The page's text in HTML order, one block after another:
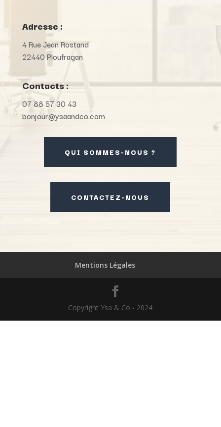
Adresse :
4 Rue Jean Rostand
22440 Ploufragan
Contacts :
07 88 57 30 43
bonjour@ysaandco.com
QUI SOMMES-NOUS ?
CONTACTEZ-NOUS
Mentions Légales
Copyright Ysa & Co - 2024